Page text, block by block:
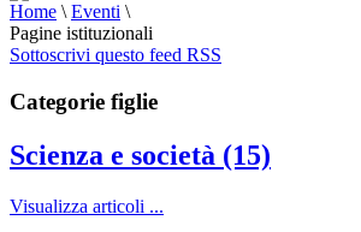
Home \ Eventi \
Pagine istituzionali
Sottoscrivi questo feed RSS
Categorie figlie
Scienza e società (15)
Visualizza articoli ...